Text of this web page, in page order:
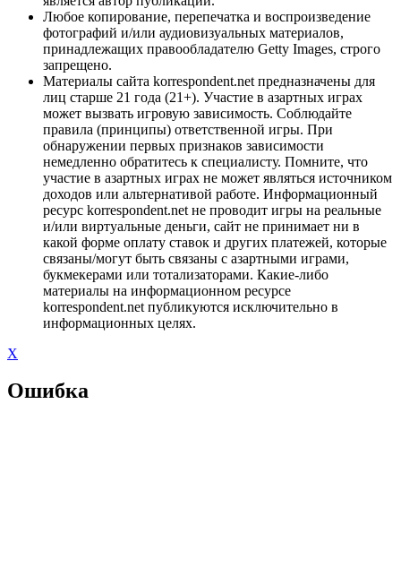
Любое копирование, перепечатка и воспроизведение
фотографий и/или аудиовизуальных материалов,
принадлежащих правообладателю Getty Images, строго
запрещено.
Материалы сайта korrespondent.net предназначены для
лиц старше 21 года (21+). Участие в азартных играх
может вызвать игровую зависимость. Соблюдайте
правила (принципы) ответственной игры. При
обнаружении первых признаков зависимости
немедленно обратитесь к специалисту. Помните, что
участие в азартных играх не может являться источником
доходов или альтернативой работе. Информационный
ресурс korrespondent.net не проводит игры на реальные
и/или виртуальные деньги, сайт не принимает ни в
какой форме оплату ставок и других платежей, которые
связаны/могут быть связаны с азартными играми,
букмекерами или тотализаторами. Какие-либо
материалы на информационном ресурсе
korrespondent.net публикуются исключительно в
информационных целях.
X
Ошибка